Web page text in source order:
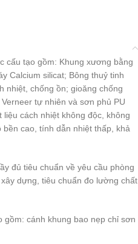
cấu tạo gồm: Khung xương bằng
Calcium silicat; Bông thuỷ tinh
nhiệt, chống ồn; gioăng chống
tự nhiên và sơn phủ PU
cách nhiệt không độc, không
cao, tính dẫn nhiệt thấp, khả
đủ tiêu chuẩn về yêu cầu phòng
dựng, tiêu chuẩn đo lường chất
cánh khung bao nẹp chỉ sơn